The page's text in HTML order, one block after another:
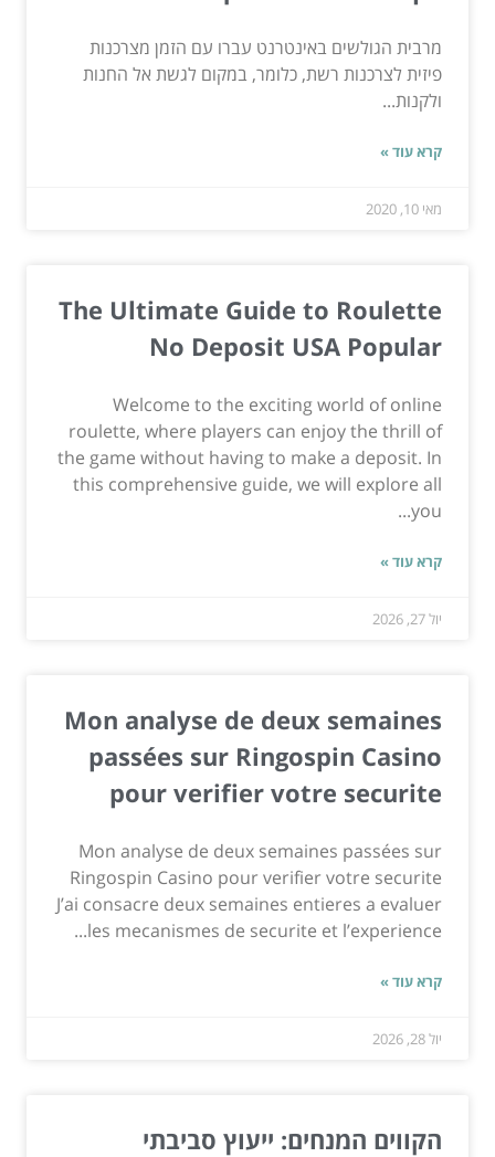
מרבית הגולשים באינטרנט עברו עם הזמן מצרכנות
פיזית לצרכנות רשת, כלומר, במקום לגשת אל החנות
ולקנות...
קרא עוד »
מאי 10, 2020
The Ultimate Guide to Roulette
No Deposit USA Popular
Welcome to the exciting world of online
roulette, where players can enjoy the thrill of
the game without having to make a deposit. In
this comprehensive guide, we will explore all
you...
קרא עוד »
יול 27, 2026
Mon analyse de deux semaines
passées sur Ringospin Casino
pour verifier votre securite
Mon analyse de deux semaines passées sur
Ringospin Casino pour verifier votre securite
J’ai consacre deux semaines entieres a evaluer
les mecanismes de securite et l’experience...
קרא עוד »
יול 28, 2026
הקווים המנחים: ייעוץ סביבתי